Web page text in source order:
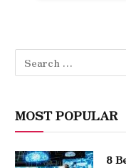
MOST POPULAR
8